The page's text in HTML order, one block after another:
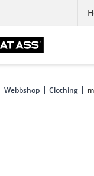
Webbshop Clothing